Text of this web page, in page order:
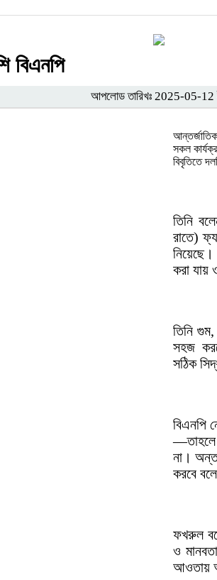
বিএনপি
আপলোড তারিখঃ 2025-05-12
সকল
বিবৃতিতে
তিনি
রাতে)
করা যায়
তিনি
সহজ
সঠিক
বিএনপি
—তাহলে
না।
করবে
ফখরুল
ও
আওতায়